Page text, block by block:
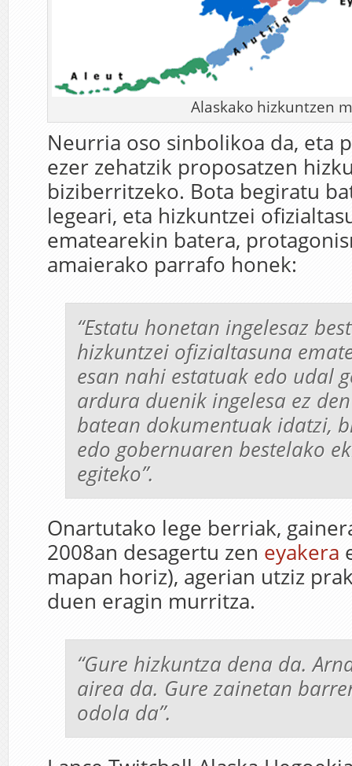
Alaskako hizkuntzen
Neurria oso sinbolikoa da, eta
ezer zehatzik proposatzen
biziberritzeko. Bota begiratu
legeari, eta hizkuntzei
ematearekin batera,
amaierako parrafo honek:
“Estatu honetan ingelesaz
hizkuntzei ofizialtasuna
esan nahi estatuak edo udal
ardura duenik ingelesa ez
batean dokumentuak idatzi,
edo gobernuaren bestelako
egiteko”.
Onartutako lege berriak,
2008an desagertu zen eyakera
mapan horiz), agerian utziz
duen eragin murritza.
“Gure hizkuntza dena da.
airea da. Gure zainetan
odola da”.